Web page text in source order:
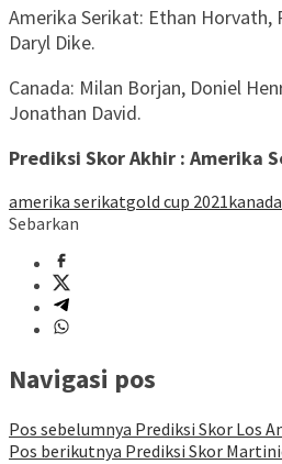
Amerika Serikat: Ethan Horvath,
Daryl Dike.
Canada: Milan Borjan, Doniel
Jonathan David.
Prediksi Skor Akhir : Amerika
amerika serikatgold cup 2021kanada
Sebarkan
Navigasi pos
Pos sebelumnya Prediksi Skor Los
Pos berikutnya Prediksi Skor